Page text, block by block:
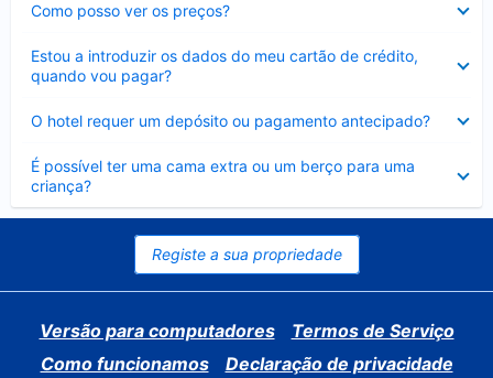
Como posso ver os preços?
fechado
Estou a introduzir os dados do meu cartão de crédito,
quando vou pagar?
fechado
O hotel requer um depósito ou pagamento antecipado?
fechado
É possível ter uma cama extra ou um berço para uma
criança?
Elemento
fechado
Registe a sua propriedade
Versão para computadores
Termos de Serviço
Como funcionamos
Declaração de privacidade